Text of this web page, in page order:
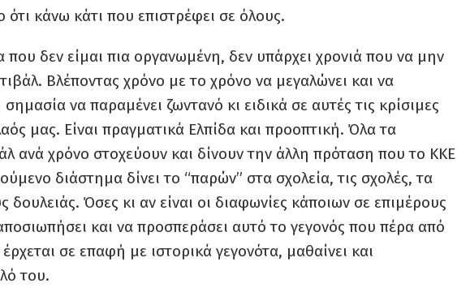
κάνω κάτι που επιστρέφει σε όλους.
που δεν είμαι πια οργανωμένη, δεν υπάρχει χρονιά που να μην
Βλέποντας χρόνο με το χρόνο να μεγαλώνει και να
να παραμένει ζωντανό κι ειδικά σε αυτές τις κρίσιμες
μας. Είναι πραγματικά Ελπίδα και προοπτική. Όλα τα
ανά χρόνο στοχεύουν και δίνουν την άλλη πρόταση που το ΚΚΕ
διάστημα δίνει το “παρών” στα σχολεία, τις σχολές, τα
Όσες κι αν είναι οι διαφωνίες κάποιων σε επιμέρους
και να προσπεράσει αυτό το γεγονός που πέρα από
σε επαφή με ιστορικά γεγονότα, μαθαίνει και
του.